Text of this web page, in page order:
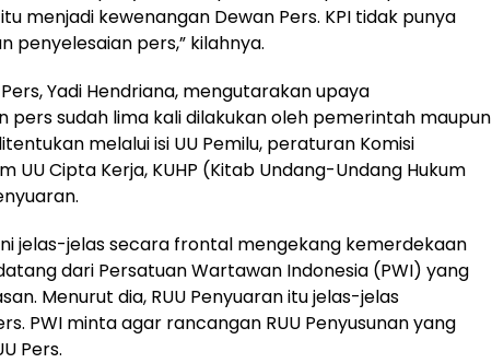
itu menjadi kewenangan Dewan Pers. KPI tidak punya
penyelesaian pers,” kilahnya.
Yadi Hendriana, mengutarakan upaya
pers sudah lima kali dilakukan oleh pemerintah maupun
melalui isi UU Pemilu, peraturan Komisi
UU Cipta Kerja, KUHP (Kitab Undang-Undang Hukum
ini jelas-jelas secara frontal mengekang kemerdekaan
dari Persatuan Wartawan Indonesia (PWI) yang
Menurut dia, RUU Penyuaran itu jelas-jelas
PWI minta agar rancangan RUU Penyusunan yang
Pers.